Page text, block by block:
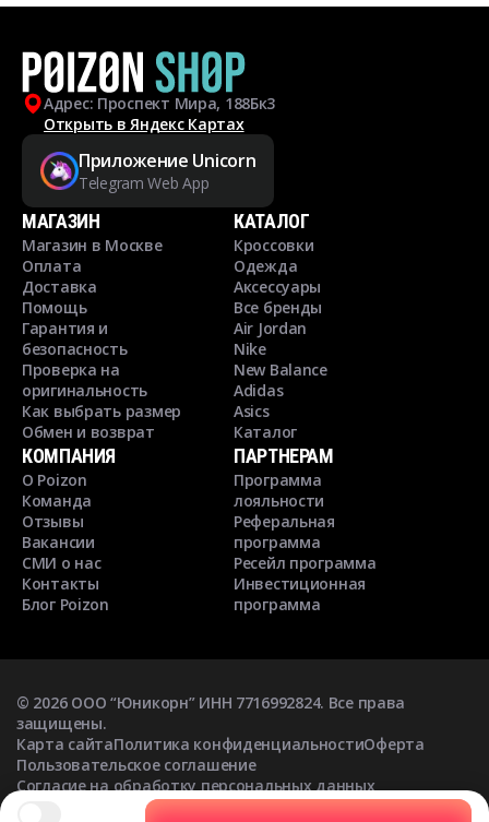
Адрес: Проспект Мира, 188Бк3
Открыть в Яндекс Картах
Приложение Unicorn
Telegram Web App
МАГАЗИН
Магазин в Москве
Оплата
Доставка
Помощь
Гарантия и
безопасность
Проверка на
оригинальность
Как выбрать размер
Обмен и возврат
КАТАЛОГ
Кроссовки
Одежда
Аксессуары
Все бренды
Air Jordan
Nike
New Balance
Adidas
Asics
Каталог
КОМПАНИЯ
О Poizon
Команда
Отзывы
Вакансии
СМИ о нас
Контакты
Блог Poizon
ПАРТНЕРАМ
Программа
лояльности
Реферальная
программа
Ресейл программа
Инвестиционная
программа
© 2026ООО “Юникорн” ИНН 7716992824. Все права
защищены.
Карта сайтаПолитика конфиденциальностиОферта
Пользовательское соглашение
Согласие на обработку персональных данных
Согласие на получение рекламных рассылок